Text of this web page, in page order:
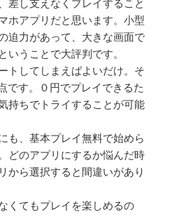
ホアプリだと思います。小型
迫力があって、大きな画面で
いうことで大評判です。
トしてしまえばよいだけ。そ
です。０円でプレイできるた
持ちでトライすることが可能
も、基本プレイ無料で始めら
どのアプリにするか悩んだ時
から選択すると間違いがあり
くてもプレイを楽しめるの